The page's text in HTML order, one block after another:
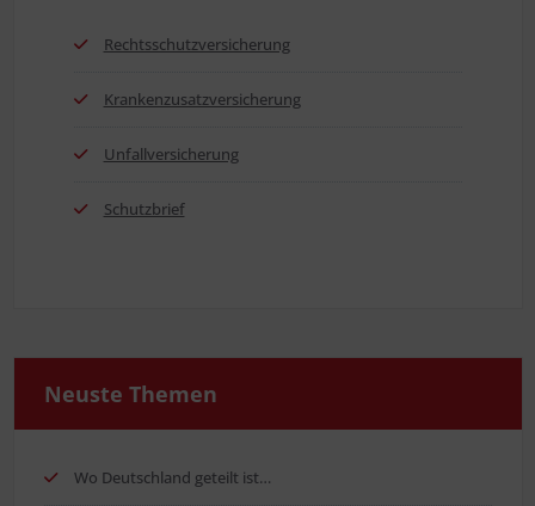
Rechts­schutz­ver­si­che­rung
Kran­ken­zu­satz­ver­si­che­rung
Unfall­ver­si­che­rung
Schutz­brief
Neus­te Themen
Wo Deutsch­land geteilt ist…